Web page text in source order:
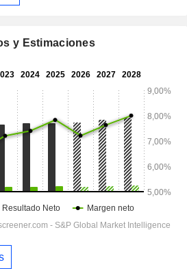
y Estimaciones